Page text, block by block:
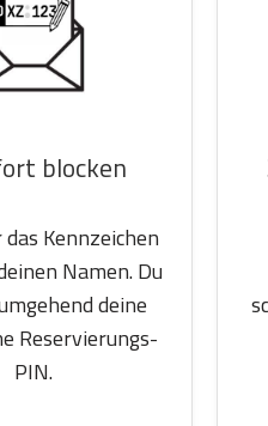
blocken
Kennzeichen
Namen. Du
deine
Reservierungs-
PIN.